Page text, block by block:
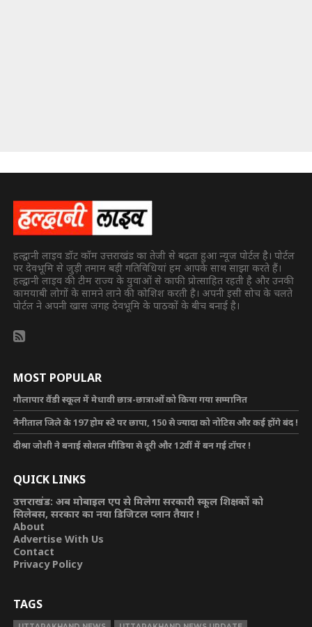
हल्द्वानी लाइव डॉट कॉम उत्तराखंड का तेजी से बढ़ता हुआ न्यूज पोर्टल है। पोर्टल
पर देवभूमि से जुड़ी तमाम बड़ी गतिविधियां हम आपके साथ साझा करते हैं।
हल्द्वानी लाइव की टीम राज्य के युवाओं से काफी प्रोत्साहित रहती है और उनकी
कामयाबी लोगों के सामने लाने की कोशिश करती है। अपनी इसी सोच के चलते
पोर्टल ने अपनी खास जगह देवभूमि के पाठकों के बीच बनाई है।
MOST POPULAR
गौलापार वैंडी स्कूल में मेधावी छात्र-छात्राओं को किया गया सम्मानित
नैनीताल जिले के 197 होम स्टे पर छापा, 150 से ज्यादा को नोटिस और कई होंगे बंद !
दीश्रा जोशी ने बनाई सोशल मीडिया से दूरी और 12वीं में बन गई टॉपर !
QUICK LINKS
उत्तराखंड: अब मोबाइल एप से मिलेगा सरकारी स्कूल शिक्षकों को
सिलेबस, सरकार का नया डिजिटल प्लान तैयार !
About
Advertise With Us
Contact
Privacy Policy
TAGS